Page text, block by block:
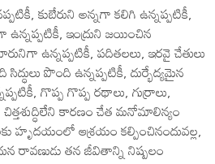
కుబేరుని అన్నగా కలిగి ఉన్నప్పటికీ,
ఉన్నప్పటికీ, ఇంద్రుని జయించిన
ఉన్నప్పటికీ, పదితలలు, ఇరవై చేతులు
పొంది ఉన్నప్పటికీ, దుర్భేద్యమైన
గొప్ప గొప్ప రథాలు, గుర్రాలు,
చిత్తశుద్ధిలేని కారణం చేత మనోమాలిన్యం
హృదయంలో ఆశ్రయం కల్పించినందువల్ల,
రావణుడు తన జీవితాన్ని నిష్పలం